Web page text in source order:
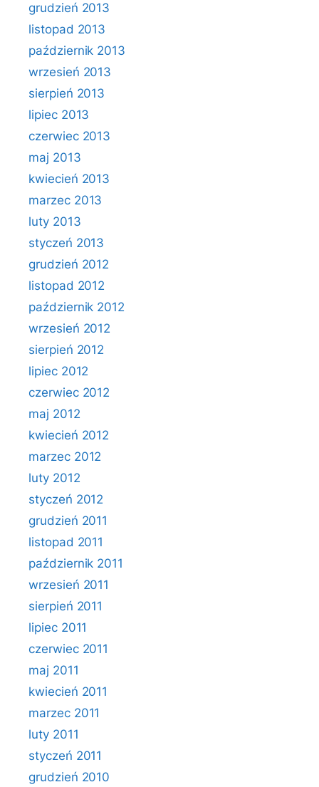
grudzień 2013
listopad 2013
październik 2013
wrzesień 2013
sierpień 2013
lipiec 2013
czerwiec 2013
maj 2013
kwiecień 2013
marzec 2013
luty 2013
styczeń 2013
grudzień 2012
listopad 2012
październik 2012
wrzesień 2012
sierpień 2012
lipiec 2012
czerwiec 2012
maj 2012
kwiecień 2012
marzec 2012
luty 2012
styczeń 2012
grudzień 2011
listopad 2011
październik 2011
wrzesień 2011
sierpień 2011
lipiec 2011
czerwiec 2011
maj 2011
kwiecień 2011
marzec 2011
luty 2011
styczeń 2011
grudzień 2010